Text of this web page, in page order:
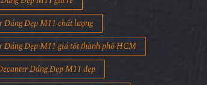
Dáng Đẹp M11 chất lượng
Dáng Đẹp M11 giá tốt thành phố HCM
Dáng Đẹp M11 đẹp